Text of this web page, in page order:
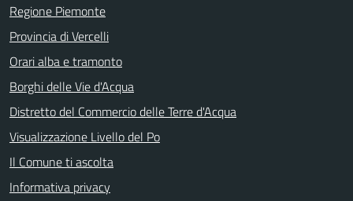
Regione Piemonte
Provincia di Vercelli
Orari alba e tramonto
Borghi delle Vie d'Acqua
Distretto del Commercio delle Terre d'Acqua
Visualizzazione Livello del Po
Il Comune ti ascolta
Informativa privacy